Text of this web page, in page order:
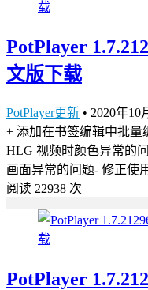
PotPlayer
文版下载
PotPlayer更新 • 2020年10
+ 添加在书签编辑中批量
HLG 视频时颜色异常的
画面异常的问题- 修正使
阅读 22938 次
PotPlayer